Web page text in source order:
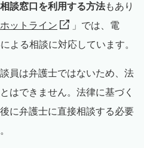
談窓口を利用する方法もあり
ットライン
」では、電
よる相談に対応しています。
員は弁護士ではないため、法
はできません。法律に基づく
に弁護士に直接相談する必要